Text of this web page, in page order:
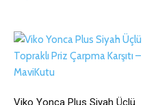
Viko Yonca Plus Siyah Üçlü